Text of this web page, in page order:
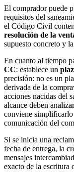
El comprador puede
requisitos del
el Código Civil
resolución de la
supuesto concreto y
En cuanto al tiempo
CC: establece un
precisión: no es un
derivada de la
acciones nacidas del
alcance deben
conviene
comunicación del
Si se inicia una
fecha de entrega, la
mensajes
exacto de la escritura